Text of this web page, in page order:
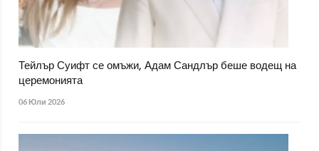
Тейлър Суифт се омъжи, Адам Сандлър беше водещ на
церемонията
06 Юли 2026